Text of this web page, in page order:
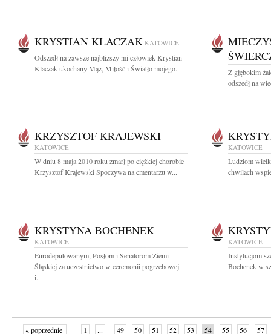
KRYSTIAN KLACZAK KATOWICE
Odszedł na zawsze najbliższy mi człowiek Krystian
Klaczak ukochany Mąż, Miłość i Światło mojego...
Z głębokim
odszedł na
KRZYSZTOF KRAJEWSKI
KATOWICE
W dniu 8 maja 2010 roku zmarł po ciężkiej chorobie
Krzysztof Krajewski Spoczywa na cmentarzu w...
KATOWICE
Ludziom
chwilach
KRYSTYNA BOCHENEK
KATOWICE
Eurodeputowanym, Posłom i Senatorom Ziemi
Śląskiej za uczestnictwo w ceremonii pogrzebowej
i...
KATOWICE
Instytucjom
Bochenek w
« poprzednie 1 ... 49 50 51 52 53 54 55 56 57